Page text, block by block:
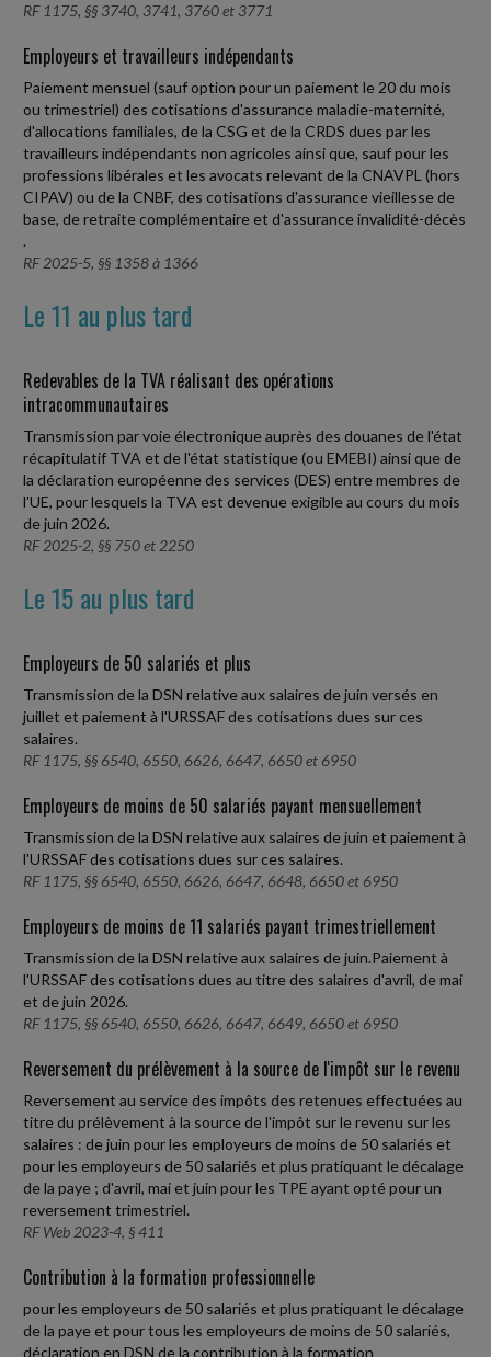
RF 1175, §§ 3740, 3741, 3760 et 3771
Employeurs et travailleurs indépendants
Paiement mensuel (sauf option pour un paiement le 20 du mois
ou trimestriel) des cotisations d'assurance maladie-maternité,
d'allocations familiales, de la CSG et de la CRDS dues par les
travailleurs indépendants non agricoles ainsi que, sauf pour les
professions libérales et les avocats relevant de la CNAVPL (hors
CIPAV) ou de la CNBF, des cotisations d'assurance vieillesse de
base, de retraite complémentaire et d'assurance invalidité-décès
.
RF 2025-5, §§ 1358 à 1366
Le 11 au plus tard
Redevables de la TVA réalisant des opérations
intracommunautaires
Transmission par voie électronique auprès des douanes de l'état
récapitulatif TVA et de l'état statistique (ou EMEBI) ainsi que de
la déclaration européenne des services (DES) entre membres de
l'UE, pour lesquels la TVA est devenue exigible au cours du mois
de juin 2026.
RF 2025-2, §§ 750 et 2250
Le 15 au plus tard
Employeurs de 50 salariés et plus
Transmission de la DSN relative aux salaires de juin versés en
juillet et paiement à l'URSSAF des cotisations dues sur ces
salaires.
RF 1175, §§ 6540, 6550, 6626, 6647, 6650 et 6950
Employeurs de moins de 50 salariés payant mensuellement
Transmission de la DSN relative aux salaires de juin et paiement à
l'URSSAF des cotisations dues sur ces salaires.
RF 1175, §§ 6540, 6550, 6626, 6647, 6648, 6650 et 6950
Employeurs de moins de 11 salariés payant trimestriellement
Transmission de la DSN relative aux salaires de juin.Paiement à
l'URSSAF des cotisations dues au titre des salaires d'avril, de mai
et de juin 2026.
RF 1175, §§ 6540, 6550, 6626, 6647, 6649, 6650 et 6950
Reversement du prélèvement à la source de l'impôt sur le revenu
Reversement au service des impôts des retenues effectuées au
titre du prélèvement à la source de l'impôt sur le revenu sur les
salaires : de juin pour les employeurs de moins de 50 salariés et
pour les employeurs de 50 salariés et plus pratiquant le décalage
de la paye ; d'avril, mai et juin pour les TPE ayant opté pour un
reversement trimestriel.
RF Web 2023-4, § 411
Contribution à la formation professionnelle
pour les employeurs de 50 salariés et plus pratiquant le décalage
de la paye et pour tous les employeurs de moins de 50 salariés,
déclaration en DSN de la contribution à la formation